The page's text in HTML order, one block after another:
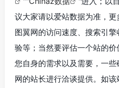
议大家请以爱站数据为准，更
图翼网的访问速度、搜索引
验等；当然要评估一个站的
您自身的需求以及需要，一
网的站长进行洽谈提供。如该